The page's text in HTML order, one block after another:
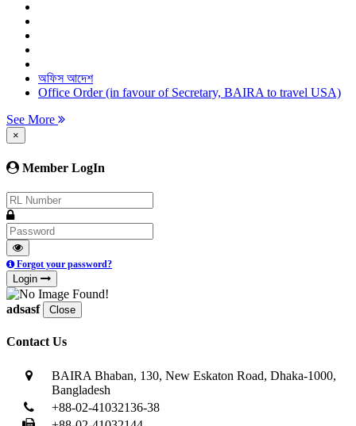
অফিস আদেশ
Office Order (in favour of Secretary, BAIRA to travel USA)
See More
×
Member LogIn
Forgot your password?
Login
adsasf Close
Contact Us
BAIRA Bhaban, 130, New Eskaton Road, Dhaka-1000,
Bangladesh
+88-02-41032136-38